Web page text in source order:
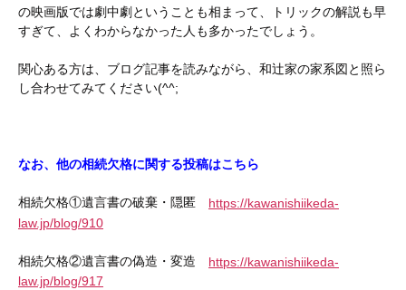
の映画版では劇中劇ということも相まって、トリックの解説も早
すぎて、よくわからなかった人も多かったでしょう。
関心ある方は、ブログ記事を読みながら、和辻家の家系図と照ら
し合わせてみてください(^^;
なお、他の相続欠格に関する投稿はこちら
相続欠格①遺言書の破棄・隠匿 https://kawanishiikeda-
law.jp/blog/910
相続欠格②遺言書の偽造・変造 https://kawanishiikeda-
law.jp/blog/917